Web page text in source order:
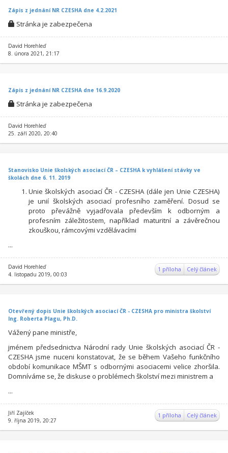
Zápis z jednání NR CZESHA dne 4.2.2021
Stránka je zabezpečena
David Horehleď
8. února 2021, 21:17
Zápis z jednání NR CZESHA dne 16.9.2020
Stránka je zabezpečena
David Horehleď
25. září 2020, 20:40
Stanovisko Unie školských asociací ČR – CZESHA k vyhlášení stávky ve
školách dne 6. 11. 2019
Unie školských asociací ČR - CZESHA (dále jen Unie CZESHA)
je unií školských asociací profesního zaměření. Dosud se
proto převážně vyjadřovala především k odborným a
profesním záležitostem, například maturitní a závěrečnou
zkouškou, rámcovými vzdělávacími
...
David Horehleď
4. listopadu 2019, 00:03
1 příloha Celý článek
Otevřený dopis Unie školských asociací ČR - CZESHA pro ministra školství
Ing. Roberta Plagu, Ph.D.
Vážený pane ministře,
jménem předsednictva Národní rady Unie školských asociací ČR -
CZESHA jsme nuceni konstatovat, že se během Vašeho funkčního
období komunikace MŠMT s odbornými asociacemi velice zhoršila.
Domníváme se, že diskuse o problémech školství mezi ministrem a
...
Jiří Zajíček
9. října 2019, 20:27
1 příloha Celý článek